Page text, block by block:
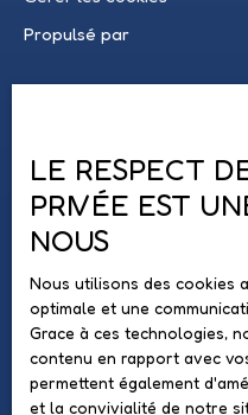
Propulsé par
04 67 21 16
agn@agde-
1 rue des
34300 Agde
AGN
LE RESPECT
PRIVÉE EST
NOUS
Nous utilisons des cookies
optimale et une
Grace à ces technologies,
contenu en rapport avec
permettent également
et la convivialité de notre